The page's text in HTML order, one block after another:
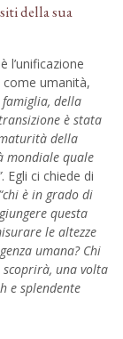
della sua
l’unificazione
come umanità,
famiglia, della
è stata
della
mondiale quale
. Egli ci chiede di
“chi è in grado di
questa
le altezze
umana? Chi
una volta
e splendente